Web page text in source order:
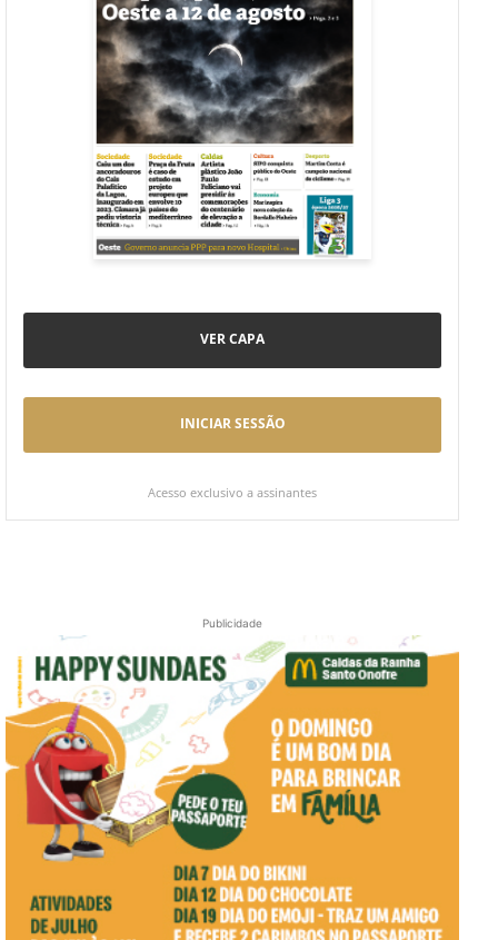
VER CAPA
INICIAR SESSÃO
Acesso exclusivo a assinantes
Publicidade